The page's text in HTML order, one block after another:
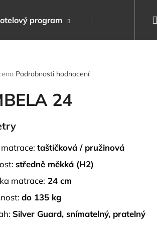
program Dárkové poukazy
Podrobnosti hodnocení
24
taštičková / pružinová
středně měkká (H2)
matrace: 24 cm
do 135 kg
Silver Guard, snímatelný, pratelný